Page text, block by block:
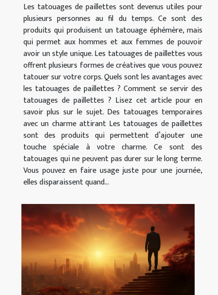
Les tatouages de paillettes sont devenus utiles pour
plusieurs personnes au fil du temps. Ce sont des
produits qui produisent un tatouage éphémère, mais
qui permet aux hommes et aux femmes de pouvoir
avoir un style unique. Les tatouages de paillettes vous
offrent plusieurs formes de créatives que vous pouvez
tatouer sur votre corps. Quels sont les avantages avec
les tatouages de paillettes ? Comment se servir des
tatouages de paillettes ? Lisez cet article pour en
savoir plus sur le sujet. Des tatouages temporaires
avec un charme attirant Les tatouages de paillettes
sont des produits qui permettent d’ajouter une
touche spéciale à votre charme. Ce sont des
tatouages qui ne peuvent pas durer sur le long terme.
Vous pouvez en faire usage juste pour une journée,
elles disparaissent quand...